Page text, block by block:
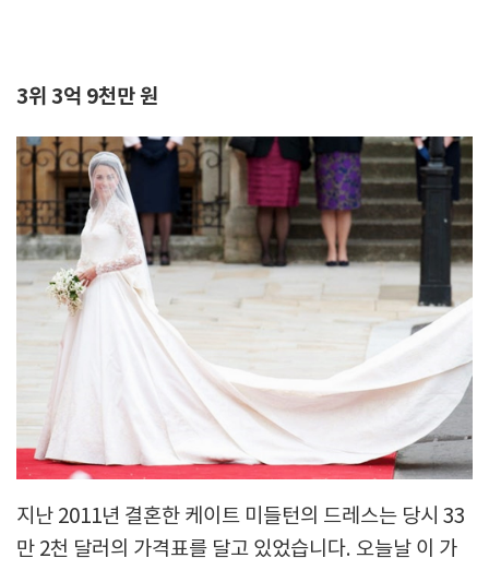
3위 3억 9천만 원
지난 2011년 결혼한 케이트 미들턴의 드레스는 당시 33
만 2천 달러의 가격표를 달고 있었습니다. 오늘날 이 가